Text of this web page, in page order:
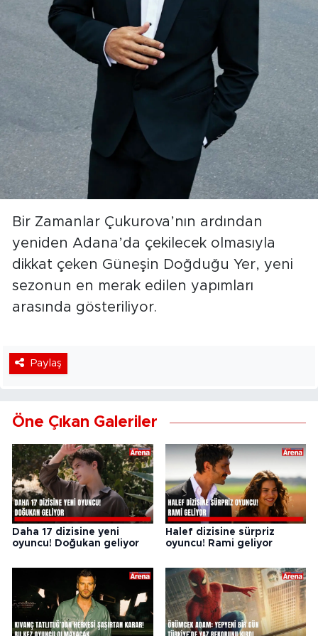
Bir Zamanlar Çukurova’nın ardından
yeniden Adana’da çekilecek olmasıyla
dikkat çeken Güneşin Doğduğu Yer, yeni
sezonun en merak edilen yapımları
arasında gösteriliyor.
Paylaş
Öne Çıkan Galeriler
Daha 17 dizisine yeni
oyuncu! Doğukan geliyor
Halef dizisine sürpriz
oyuncu! Rami geliyor